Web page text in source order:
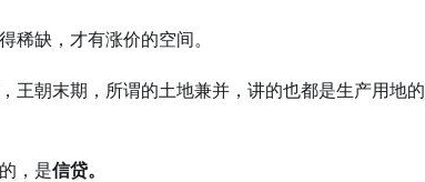
稀缺，才有涨价的空间。
王朝末期，所谓的土地兼并，讲的也都是生产用地的
，是信贷。